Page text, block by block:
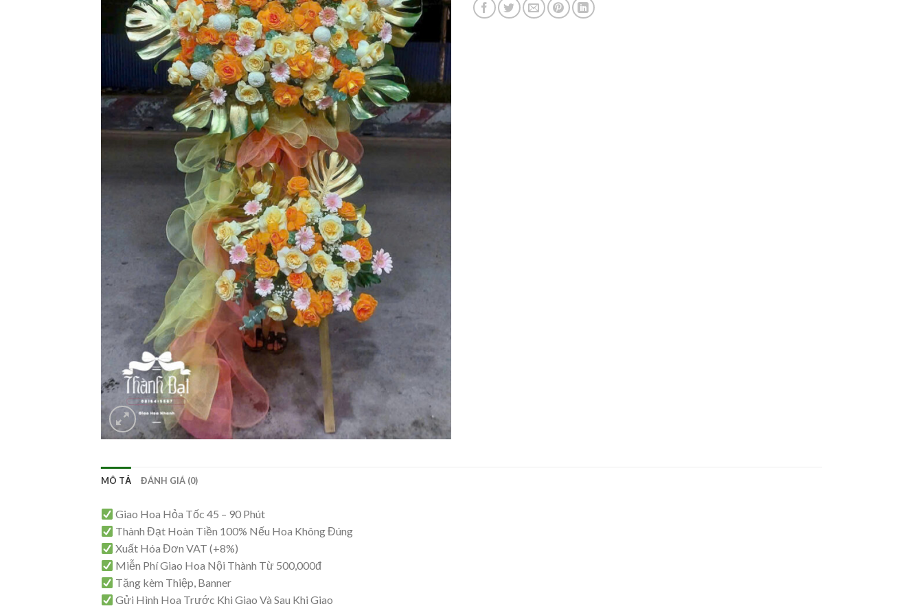
MÔ TẢ ĐÁNH GIÁ (0)
Giao Hoa Hỏa Tốc 45 – 90 Phút
Thành Đạt Hoàn Tiền 100% Nếu Hoa Không Đúng
Xuất Hóa Đơn VAT (+8%)
Miễn Phí Giao Hoa Nội Thành Từ 500,000đ
Tặng kèm Thiệp, Banner
Gửi Hình Hoa Trước Khi Giao Và Sau Khi Giao